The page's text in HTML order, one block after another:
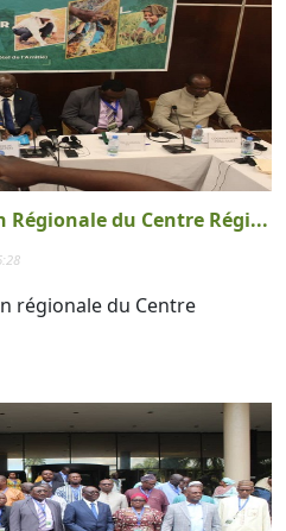
du Centre Régi...
régionale du Centre